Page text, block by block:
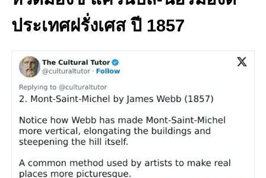
ประเทศฝรั่งเศส ปี 1857